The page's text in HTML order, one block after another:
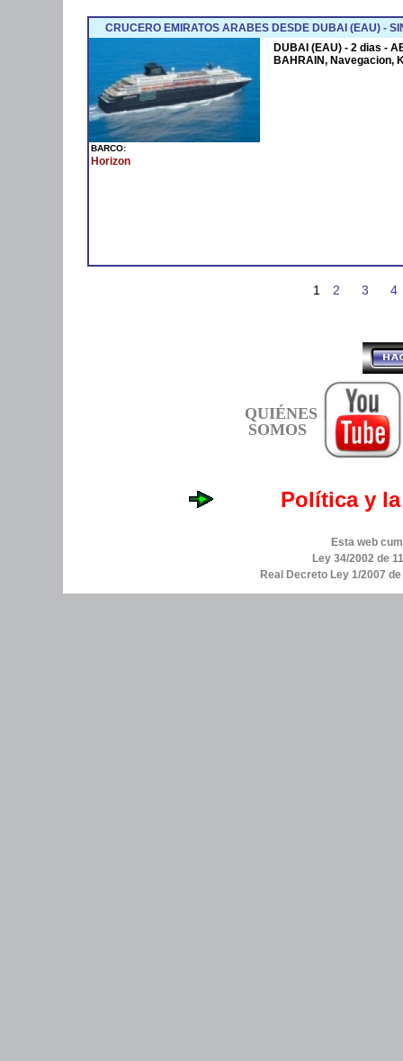
CRUCERO EMIRATOS ARABES DESDE DUBAI (EAU) -
BARCO:
Horizon
DUBAI (EAU) - 2 dias -
BAHRAIN, Navegacion,
1 2 3 4
QUIÉNES
SOMOS
Política y
Esta web
Ley 34/2002 de
Real Decreto Ley 1/2007